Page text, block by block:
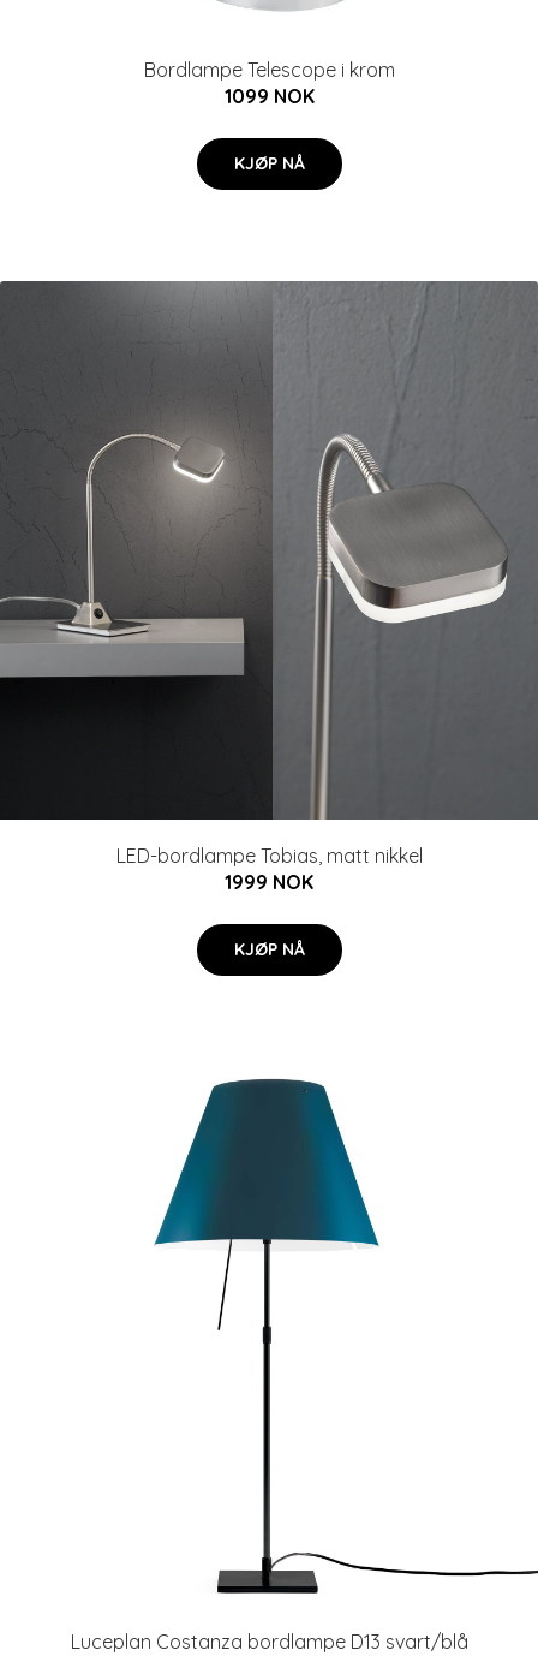
Bordlampe Telescope i krom
1099 NOK
KJØP NÅ
LED-bordlampe Tobias, matt nikkel
1999 NOK
KJØP NÅ
Luceplan Costanza bordlampe D13 svart/blå